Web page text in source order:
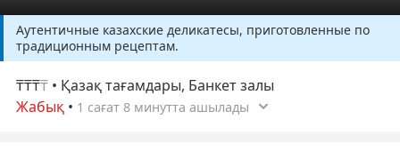
Аутентичные казахские деликатесы, приготовленные по
традиционным рецептам.
₸₸₸₸ • Қазақ тағамдары, Банкет залы
Жабық • 1 сағат 8 минутта ашылады